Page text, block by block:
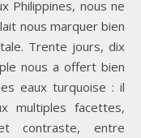
nous marquer bien
Trente jours, dix
nous a offert bien
eaux turquoise : il
multiples facettes,
contraste, entre